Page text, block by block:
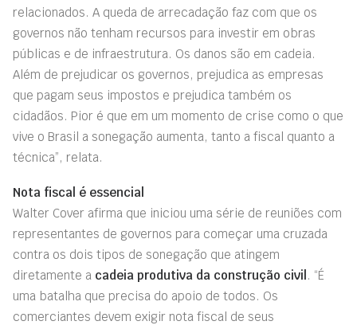
relacionados. A queda de arrecadação faz com que os
governos não tenham recursos para investir em obras
públicas e de infraestrutura. Os danos são em cadeia.
Além de prejudicar os governos, prejudica as empresas
que pagam seus impostos e prejudica também os
cidadãos. Pior é que em um momento de crise como o que
vive o Brasil a sonegação aumenta, tanto a fiscal quanto a
técnica”, relata.
Nota fiscal é essencial
Walter Cover afirma que iniciou uma série de reuniões com
representantes de governos para começar uma cruzada
contra os dois tipos de sonegação que atingem
diretamente a cadeia produtiva da construção civil . “É
uma batalha que precisa do apoio de todos. Os
comerciantes devem exigir nota fiscal de seus